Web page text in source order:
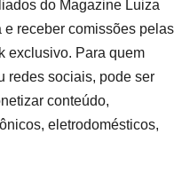
do Magazine Luiza
receber comissões pelas
exclusivo. Para quem
redes sociais, pode ser
conteúdo,
eletrodomésticos,